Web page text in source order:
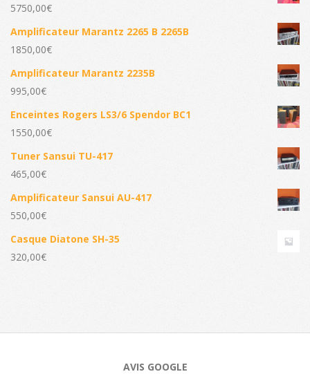
5750,00€
Amplificateur Marantz 2265 B 2265B
1850,00€
Amplificateur Marantz 2235B
995,00€
Enceintes Rogers LS3/6 Spendor BC1
1550,00€
Tuner Sansui TU-417
465,00€
Amplificateur Sansui AU-417
550,00€
Casque Diatone SH-35
320,00€
AVIS GOOGLE